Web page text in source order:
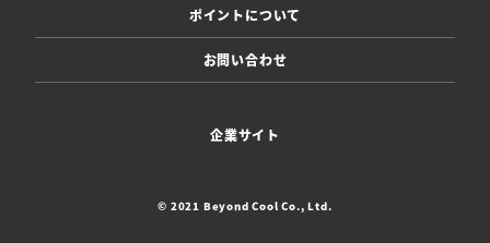
ポイントについて
お問い合わせ
企業サイト
© 2021 Beyond Cool Co., Ltd.